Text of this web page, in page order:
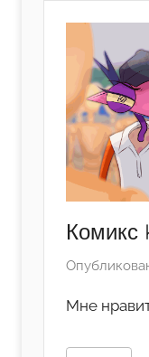
Мне